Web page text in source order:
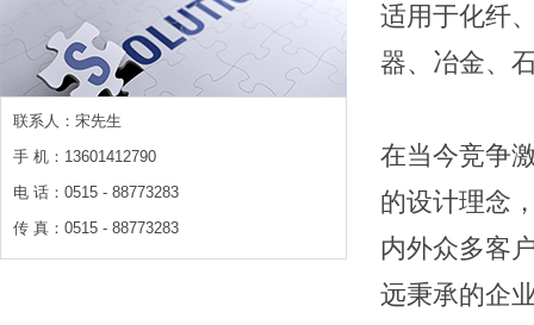
联系人：宋先生
手 机：13601412790
电 话：0515 - 88773283
传 真：0515 - 88773283
适用于化纤
器、冶金、
在当今竞争
的设计理念
内外众多客
远秉承的企